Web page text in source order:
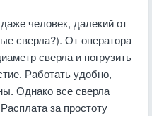
человек, далекий от
сверла?). От оператора
сверла и погрузить
Работать удобно,
Однако все сверла
за простоту